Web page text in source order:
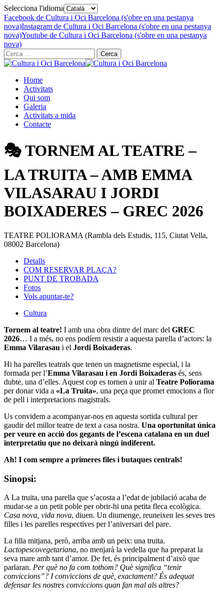
Selecciona l'idioma
Facebook de Cultura i Oci Barcelona (s'obre en una pestanya
nova)Instagram de Cultura i Oci Barcelona (s'obre en una pestanya
nova)Youtube de Cultura i Oci Barcelona (s'obre en una pestanya
nova)
Cerca:
Home
Activitats
Qui som
Galeria
Activitats a mida
Contacte
🎭 TORNEM AL TEATRE –
LA TRUITA – AMB EMMA
VILASARAU I JORDI
BOIXADERES – GREC 2026
TEATRE POLIORAMA (Rambla dels Estudis, 115, Ciutat Vella,
08002 Barcelona)
Detalls
COM RESERVAR PLAÇA?
PUNT DE TROBADA
Fotos
Vols apuntar-te?
Cultura
Tornem al teatre! I amb una obra dintre del marc del GREC
2026… I a més, no ens podíem resistir a aquesta parella d’actors: la
Emma Vilarasau i el Jordi Boixaderas.
Hi ha parelles teatrals que tenen un magnetisme especial, i la
formada per l’Emma Vilarasau i en Jordi Boixaderas és, sens
dubte, una d’elles. Aquest cop es tornen a unir al Teatre Poliorama
per donar vida a «La Truita», una peça que promet emocions a flor
de pell i interpretacions magistrals.
Us convidem a acompanyar-nos en aquesta sortida cultural per
gaudir del millor teatre de text a casa nostra. Una oportunitat única
per veure en acció dos gegants de l’escena catalana en un duel
interpretatiu que no deixarà ningú indiferent.
Ah! I com sempre a primeres files i butaques centrals!
Sinopsi:
A La truita, una parella que s’acosta a l’edat de jubilació acaba de
mudar-se a un petit poble per obrir-hi una petita fleca ecològica.
Casa nova, vida nova, diuen. Un diumenge, reuneixen les seves tres
filles i les parelles respectives per l’aniversari del pare.
La filla mitjana, però, arriba amb un peix: una truita.
Lactopescovegetariana, no menjarà la vedella que ha preparat la
seva mare amb tant d’amor. De fet, és principalment d’això que
parlaran. Per què no fa com tothom? Què significa “tenir
conviccions”? I conviccions de què, exactament? És adequat
defensar les nostres conviccions quan fan mal als altres?